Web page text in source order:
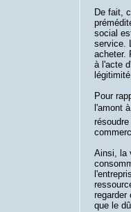
De fait,
social
service.
acheter.
à l'acte
Pour
l'amont
Ainsi, la
regarder
que le